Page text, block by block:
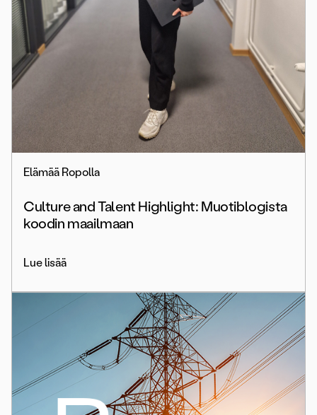
Elämää Ropolla
Culture and Talent Highlight: Muotiblogista
koodin maailmaan
Lue lisää